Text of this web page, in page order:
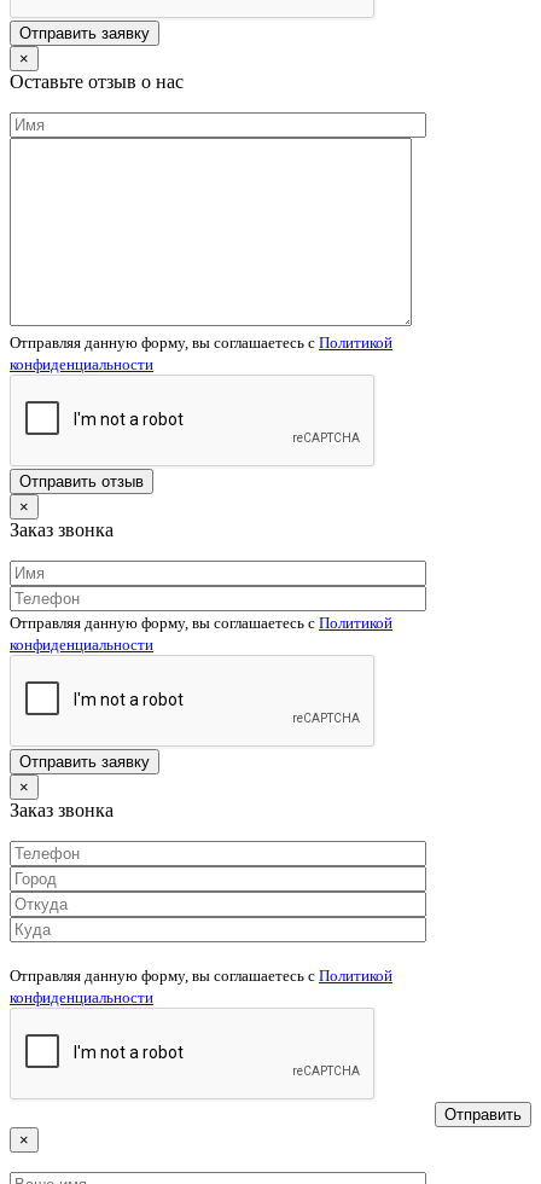
×
Оставьте отзыв о нас
Отправляя данную форму, вы соглашаетесь c Политикой
конфиденциальности
×
Заказ звонка
Отправляя данную форму, вы соглашаетесь c Политикой
конфиденциальности
×
Заказ звонка
Отправляя данную форму, вы соглашаетесь c Политикой
конфиденциальности
×